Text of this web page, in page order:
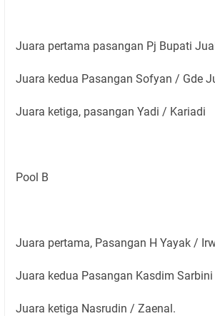
Juara pertama pasangan Pj Bupati
Juara kedua Pasangan Sofyan / Gde
Juara ketiga, pasangan Yadi / Kariadi
Pool B
Juara pertama, Pasangan H Yayak /
Juara kedua Pasangan Kasdim
Juara ketiga Nasrudin / Zaenal.